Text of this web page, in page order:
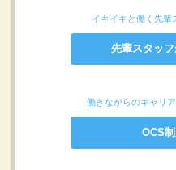
イキイキと働く先輩
先輩スタッ
働きながらのキャリ
OCS